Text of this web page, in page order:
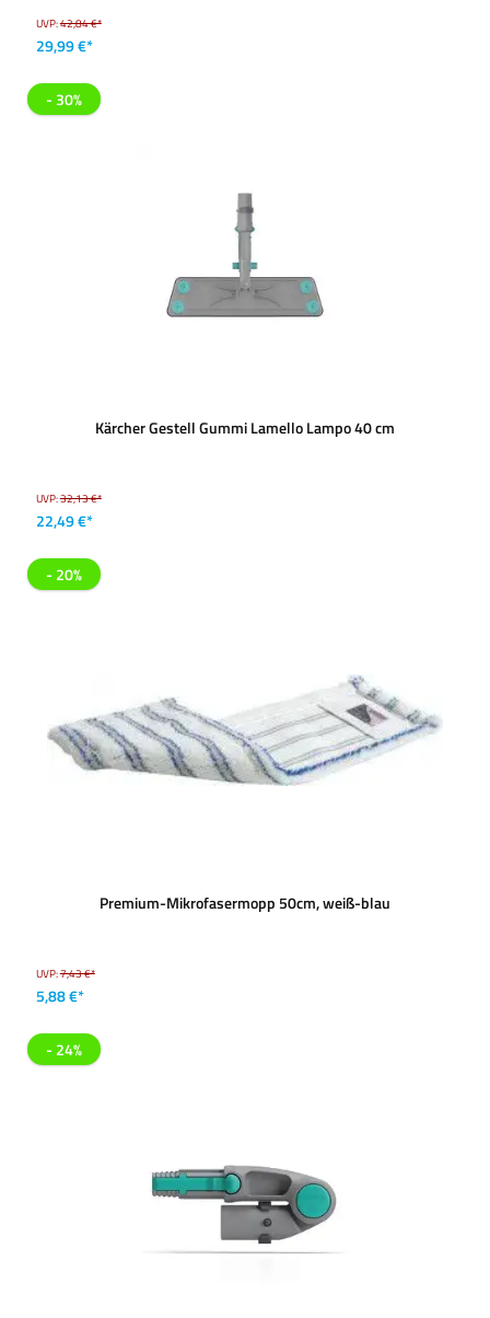
UVP:42,84 €*
29,99 €*
- 30%
Kärcher Gestell Gummi Lamello Lampo 40 cm
UVP:32,13 €*
22,49 €*
- 20%
Premium-Mikrofasermopp 50cm, weiß-blau
UVP:7,43 €*
5,88 €*
- 24%